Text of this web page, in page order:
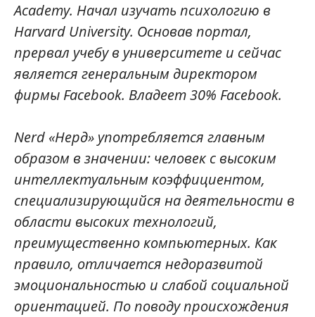
Academy. Начал изучать психологию в
Harvard University. Основав портал,
прервал учебу в университете и сейчас
является генеральным директором
фирмы Facebook. Владеет 30% Facebook.
Nerd «Нерд» употребляется главным
образом в значении: человек с высоким
интеллектуальным коэффициентом,
специализирующийся на деятельности в
области высоких технологий,
преимущественно компьютерных. Как
правило, отличается недоразвитой
эмоциональностью и слабой социальной
ориентацией. По поводу происхождения